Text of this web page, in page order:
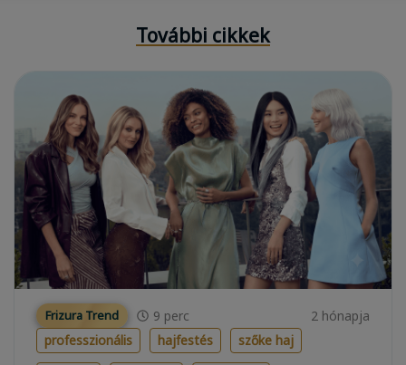
További cikkek
Frizura Trend 9 perc
2 hónapja
professzionális
hajfestés
szőke haj